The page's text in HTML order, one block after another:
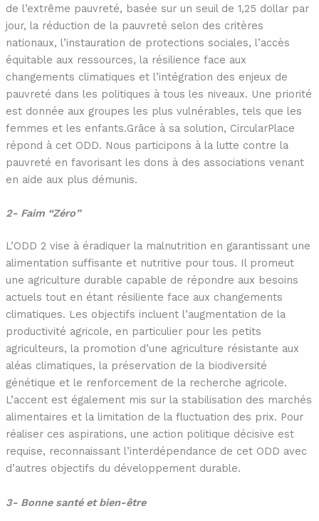
de l’extrême pauvreté, basée sur un seuil de 1,25 dollar par
jour, la réduction de la pauvreté selon des critères
nationaux, l’instauration de protections sociales, l’accès
équitable aux ressources, la résilience face aux
changements climatiques et l’intégration des enjeux de
pauvreté dans les politiques à tous les niveaux. Une priorité
est donnée aux groupes les plus vulnérables, tels que les
femmes et les enfants.Grâce à sa solution, CircularPlace
répond à cet ODD. Nous participons à la lutte contre la
pauvreté en favorisant les dons à des associations venant
en aide aux plus démunis.
2- Faim “Zéro”
L’ODD 2 vise à éradiquer la malnutrition en garantissant une
alimentation suffisante et nutritive pour tous. Il promeut
une agriculture durable capable de répondre aux besoins
actuels tout en étant résiliente face aux changements
climatiques. Les objectifs incluent l’augmentation de la
productivité agricole, en particulier pour les petits
agriculteurs, la promotion d’une agriculture résistante aux
aléas climatiques, la préservation de la biodiversité
génétique et le renforcement de la recherche agricole.
L’accent est également mis sur la stabilisation des marchés
alimentaires et la limitation de la fluctuation des prix. Pour
réaliser ces aspirations, une action politique décisive est
requise, reconnaissant l’interdépendance de cet ODD avec
d’autres objectifs du développement durable.
3- Bonne santé et bien-être